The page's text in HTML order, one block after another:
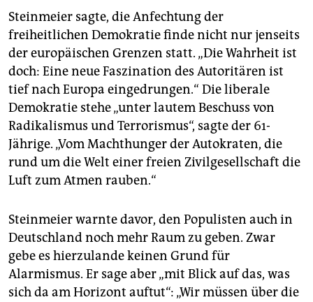
Steinmeier sagte, die Anfechtung der
freiheitlichen Demokratie finde nicht nur jenseits
der europäischen Grenzen statt. „Die Wahrheit ist
doch: Eine neue Faszination des Autoritären ist
tief nach Europa eingedrungen.“ Die liberale
Demokratie stehe „unter lautem Beschuss von
Radikalismus und Terrorismus“, sagte der 61-
Jährige. „Vom Machthunger der Autokraten, die
rund um die Welt einer freien Zivilgesellschaft die
Luft zum Atmen rauben.“
Steinmeier warnte davor, den Populisten auch in
Deutschland noch mehr Raum zu geben. Zwar
gebe es hierzulande keinen Grund für
Alarmismus. Er sage aber „mit Blick auf das, was
sich da am Horizont auftut“: „Wir müssen über die